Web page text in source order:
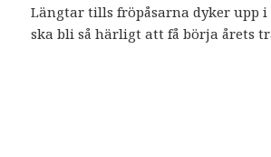
Längtar tills fröpåsarna dyker upp
ska bli så härligt att få börja årets